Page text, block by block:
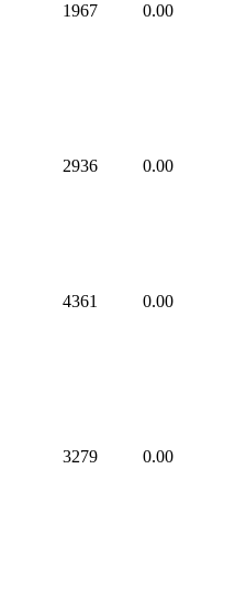
1967 0.00
2936 0.00
4361 0.00
3279 0.00